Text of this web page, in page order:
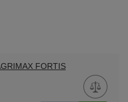
FORTIS